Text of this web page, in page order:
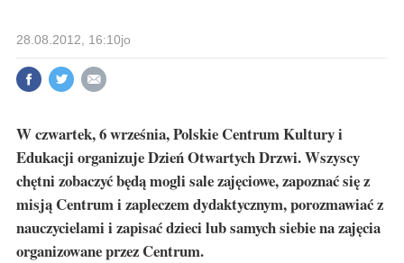
28.08.2012, 16:10jo
W czwartek, 6 września, Polskie Centrum Kultury i
Edukacji organizuje Dzień Otwartych Drzwi. Wszyscy
chętni zobaczyć będą mogli sale zajęciowe, zapoznać się z
misją Centrum i zapleczem dydaktycznym, porozmawiać z
nauczycielami i zapisać dzieci lub samych siebie na zajęcia
organizowane przez Centrum.